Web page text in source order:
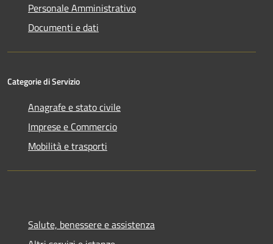
Personale Amministrativo
Documenti e dati
Categorie di Servizio
Anagrafe e stato civile
Imprese e Commercio
Mobilità e trasporti
Salute, benessere e assistenza